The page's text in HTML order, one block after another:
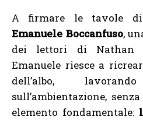
A firmare le tavole
Emanuele Boccanfuso,
dei lettori di Nathan
Emanuele riesce a
dell’albo,
sull’ambientazione,
elemento fondamentale: